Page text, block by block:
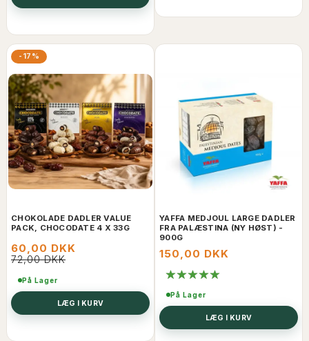
-17%
CHOKOLADE DADLER VALUE
PACK, CHOCODATE 4 X 33G
60,00 DKK
72,00 DKK
På Lager
LÆG I KURV
YAFFA MEDJOUL LARGE DADLER
FRA PALÆSTINA (NY HØST) -
900G
150,00 DKK
På Lager
LÆG I KURV